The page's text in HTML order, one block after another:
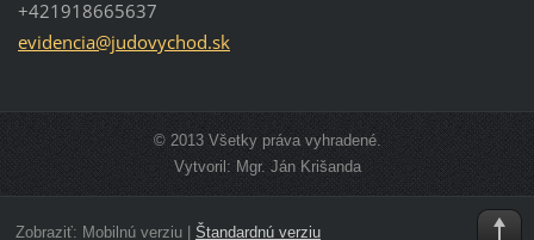
+421918665637
evidencia@judovychod.sk
© 2013 Všetky práva vyhradené.
Vytvoril: Mgr. Ján Krišanda
Zobraziť: Mobilnú verziu| Štandardnú verziu